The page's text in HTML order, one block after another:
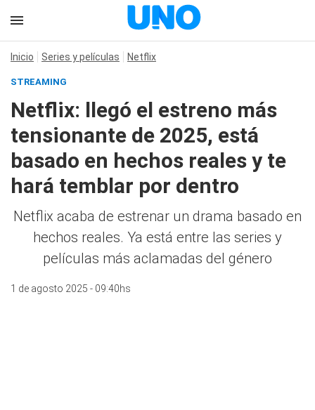
Inicio Series y películas Netflix
STREAMING
Netflix: llegó el estreno más
tensionante de 2025, está
basado en hechos reales y te
hará temblar por dentro
Netflix acaba de estrenar un drama basado en
hechos reales. Ya está entre las series y
películas más aclamadas del género
1 de agosto 2025 - 09:40hs